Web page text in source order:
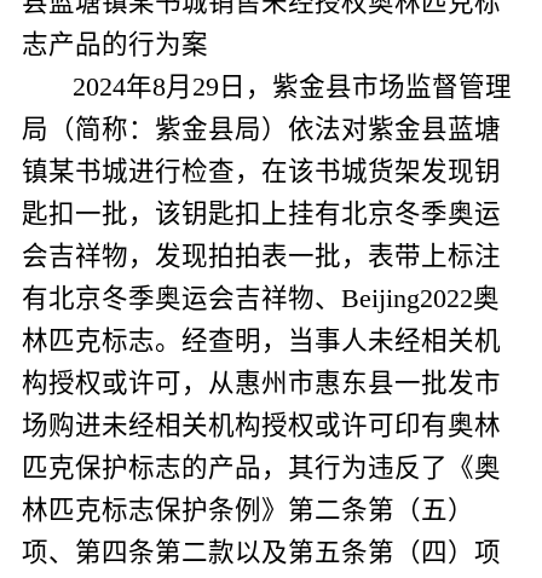
志产品的行为案
2024年8月 29 日，紫金县市场监督管理
局（简称：紫金县局）依法对紫金县蓝塘
镇某书城进行检查，在该书城货架发现钥
匙扣一批，该钥匙扣上挂有北京冬季奥运
会吉祥物，发现拍拍表一批，表带上标注
有北京冬季奥运会吉祥物、 Beijing2022奥
林匹克标志。经查明，当事人未经相关机
构授权或许可，从惠州市惠东县一批发市
场购进未经相关机构授权或许可印有奥林
匹克保护标志的产品，其行为违反了《奥
林匹克标志保护条例》第二条第（五）
项、第四条第二款以及第五条第（四）项